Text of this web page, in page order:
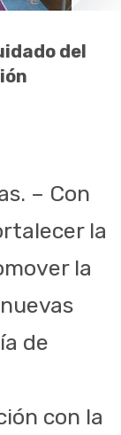
del
– Con
la
la
de
con la